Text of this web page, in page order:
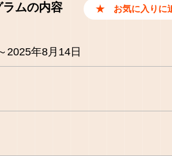
ラムの内容
2025年8月14日